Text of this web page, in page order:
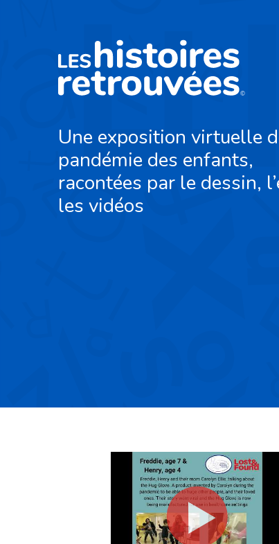
Une exposition virtuelle
pandémie des enfants,
racontées par le dessin,
les vidéos